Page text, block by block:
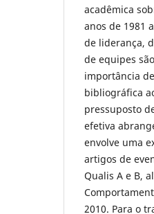
acadêmica
anos de 1981
de liderança,
de equipes
importância
bibliográfica
pressuposto
efetiva
envolve uma
artigos de
Qualis A e B,
2010. Para o